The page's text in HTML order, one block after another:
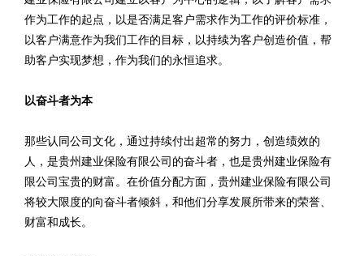
作为工作的起点，以是否满足客户需求作为工作的评价标准，
以客户满意作为我们工作的目标，以持续为客户创造价值，帮
助客户实现梦想，作为我们的永恒追求。
以奋斗者为本
那些认同公司文化，通过持续付出超常的努力，创造绩效的
人，是贵州建业保险有限公司的奋斗者，也是贵州建业保险有
限公司宝贵的财富。在价值分配方面，贵州建业保险有限公司
将较大限度的向奋斗者倾斜，和他们分享发展所带来的荣誉、
财富和成长。